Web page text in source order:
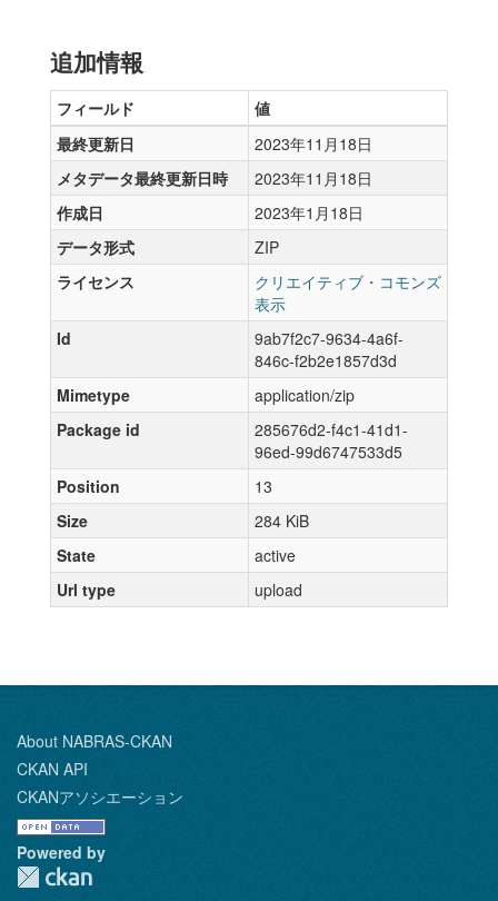
追加情報
フィールド
値
最終更新日
2023年11月18日
メタデータ最終更新日時
2023年11月18日
作成日
2023年1月18日
データ形式
ZIP
ライセンス
クリエイティブ・コモンズ
表示
Id
9ab7f2c7-9634-4a6f-
846c-f2b2e1857d3d
Mimetype
application/zip
Package id
285676d2-f4c1-41d1-
96ed-99d6747533d5
Position
13
Size
284 KiB
State
active
Url type
upload
About NABRAS-CKAN
CKAN API
CKANアソシエーション
Powered by